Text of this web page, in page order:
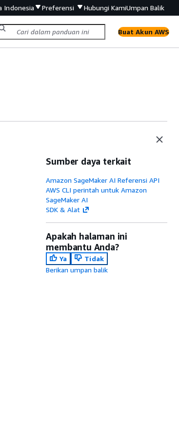
Indonesia Preferensi Hubungi KamiUmpan Balik
Buat Akun AWS
Sumber daya terkait
Amazon SageMaker AI Referensi API
AWS CLI perintah untuk Amazon
SageMaker AI
SDK & Alat
Apakah halaman ini
membantu Anda?
Ya
Tidak
Berikan umpan balik